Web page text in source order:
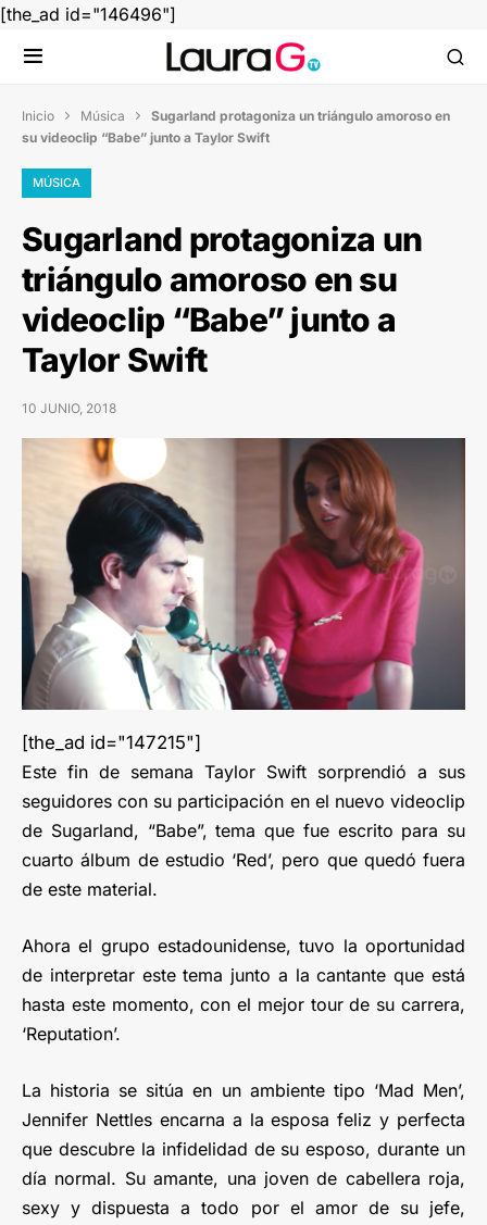
[the_ad id="146496"]
Inicio  Música  Sugarland protagoniza un triángulo amoroso en
su videoclip “Babe” junto a Taylor Swift
MÚSICA
Sugarland protagoniza un
triángulo amoroso en su
videoclip “Babe” junto a
Taylor Swift
10 JUNIO, 2018
[the_ad id="147215"]
Este fin de semana Taylor Swift sorprendió a sus
seguidores con su participación en el nuevo videoclip
de Sugarland, “Babe”, tema que fue escrito para su
cuarto álbum de estudio ‘Red’, pero que quedó fuera
de este material.
Ahora el grupo estadounidense, tuvo la oportunidad
de interpretar este tema junto a la cantante que está
hasta este momento, con el mejor tour de su carrera,
‘Reputation’.
La historia se sitúa en un ambiente tipo ‘Mad Men’,
Jennifer Nettles encarna a la esposa feliz y perfecta
que descubre la infidelidad de su esposo, durante un
día normal. Su amante, una joven de cabellera roja,
sexy y dispuesta a todo por el amor de su jefe,